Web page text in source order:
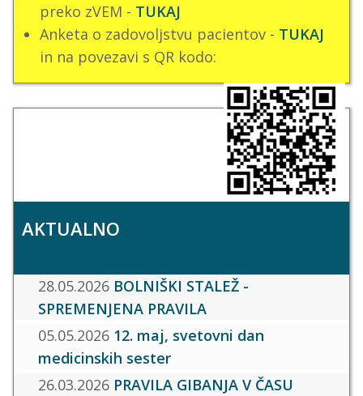
preko zVEM - TUKAJ
Anketa o zadovoljstvu pacientov - TUKAJ
in na povezavi s QR kodo:
AKTUALNO
28.05.2026 BOLNIŠKI STALEŽ -
SPREMENJENA PRAVILA
05.05.2026 12. maj, svetovni dan
medicinskih sester
26.03.2026 PRAVILA GIBANJA V ČASU